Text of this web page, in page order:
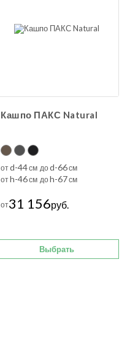
Кашпо ПАКС Natural
отd-44см доd-66см
отh-46см доh-67см
от31 156руб.
Выбрать